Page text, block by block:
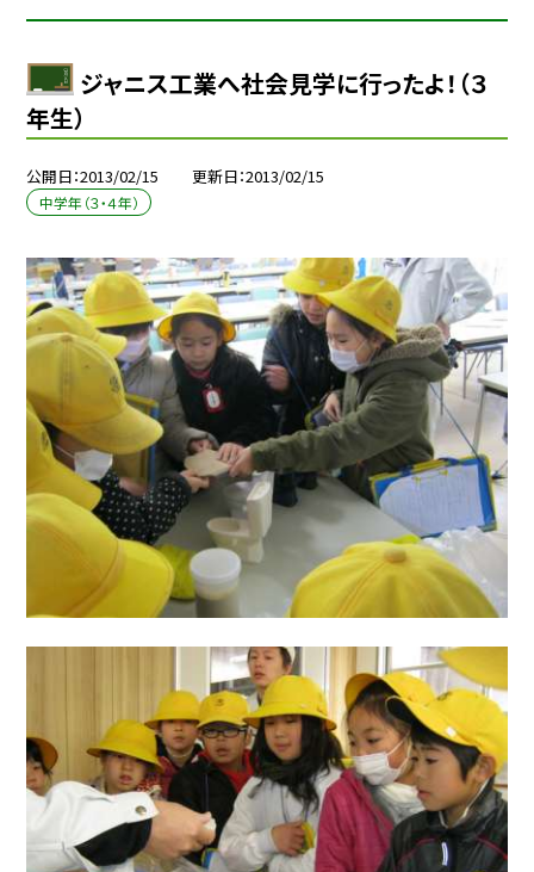
ジャニス工業へ社会見学に行ったよ！（３
年生）
公開日 2013/02/15 更新日 2013/02/15
中学年（３・４年）